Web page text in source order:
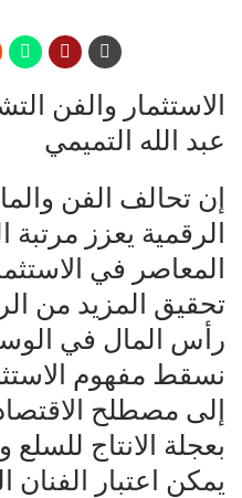
الاستثمار والفن
عبد الله التميمي
إن تحالف الفن
الرقمية يعزز
المعاصر في
تحقيق المزيد من
رأس المال في
نسقط مفهوم
إلى مصطلح
بعجلة الانتاج
يمكن اعتبار